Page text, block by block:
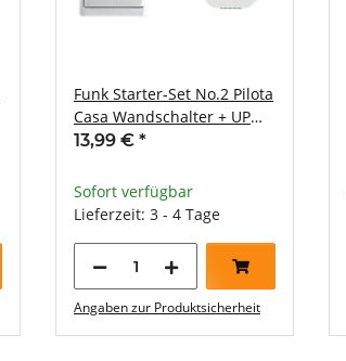
Funk Starter-Set No.2 Pilota
Casa Wandschalter + UP
Empfänger 433,92Mhz
13,99 € *
Sofort verfügbar
Lieferzeit: 3 - 4 Tage
Angaben zur Produktsicherheit